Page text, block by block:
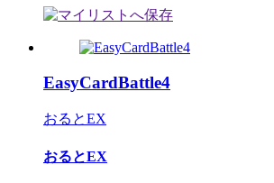
EasyCardBattle4
おるとEX
おるとEX